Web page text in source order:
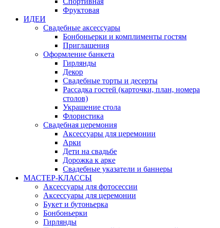
Фруктовая
ИДЕИ
Свадебные аксессуары
Бонбоньерки и комплименты гостям
Приглашения
Оформление банкета
Гирлянды
Декор
Свадебные торты и десерты
Рассадка гостей (карточки, план, номера
столов)
Украшение стола
Флористика
Свадебная церемония
Аксессуары для церемонии
Арки
Дети на свадьбе
Дорожка к арке
Свадебные указатели и баннеры
МАСТЕР-КЛАССЫ
Аксессуары для фотосессии
Аксессуары для церемонии
Букет и бутоньерка
Бонбоньерки
Гирлянды